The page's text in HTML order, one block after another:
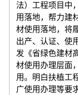
法）工程项目中
用落地，帮力建
材使用落地，将
出产、认证、使
发《省绿色建材
材使用办理层面
用。明白扶植工
广使用办理等要